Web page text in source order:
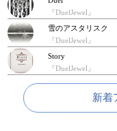
『DuelJewel』
雪のアスタリスク
『DuelJewel』
Story
『DuelJewel』
新着